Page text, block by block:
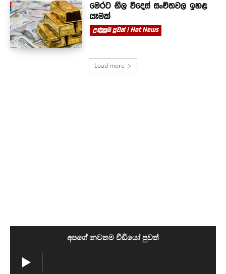
මෙරට නිල විදෙස් සංචිතවල ඉහළ
යෑමක්
උණුසුම් පුවත් | Hot News
Load more
අපගේ නවතම වීඩියෝ පුවත්